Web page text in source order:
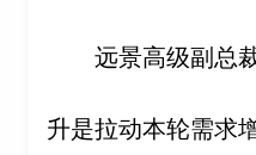
远景高级副总
升是拉动本轮需求